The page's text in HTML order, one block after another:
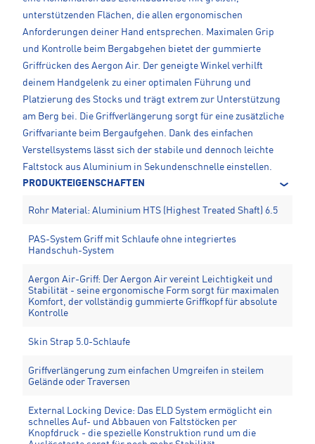
unterstützenden Flächen, die allen ergonomischen
Anforderungen deiner Hand entsprechen. Maximalen Grip
und Kontrolle beim Bergabgehen bietet der gummierte
Griffrücken des Aergon Air. Der geneigte Winkel verhilft
deinem Handgelenk zu einer optimalen Führung und
Platzierung des Stocks und trägt extrem zur Unterstützung
am Berg bei. Die Griffverlängerung sorgt für eine zusätzliche
Griffvariante beim Bergaufgehen. Dank des einfachen
Verstellsystems lässt sich der stabile und dennoch leichte
Faltstock aus Aluminium in Sekundenschnelle einstellen.
PRODUKTEIGENSCHAFTEN
Rohr Material: Aluminium HTS (Highest Treated Shaft) 6.5
PAS-System Griff mit Schlaufe ohne integriertes
Handschuh-System
Aergon Air-Griff: Der Aergon Air vereint Leichtigkeit und
Stabilität - seine ergonomische Form sorgt für maximalen
Komfort, der vollständig gummierte Griffkopf für absolute
Kontrolle
Skin Strap 5.0-Schlaufe
Griffverlängerung zum einfachen Umgreifen in steilem
Gelände oder Traversen
External Locking Device: Das ELD System ermöglicht ein
schnelles Auf- und Abbauen von Faltstöcken per
Knopfdruck - die spezielle Konstruktion rund um die